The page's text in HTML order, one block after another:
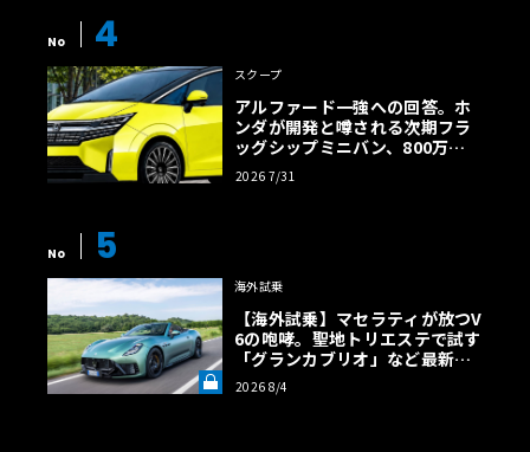
No 4
スクープ
アルファード一強への回答。ホ
ンダが開発と噂される次期フラ
ッグシップミニバン、800万円
超の勝算【予想CG】
2026 7/31
No 5
海外試乗
【海外試乗】マセラティが放つV
6の咆哮。聖地トリエステで試す
「グランカブリオ」など最新ト
ロフェオ3台の官能評価《LE VO
LANT LAB》
2026 8/4